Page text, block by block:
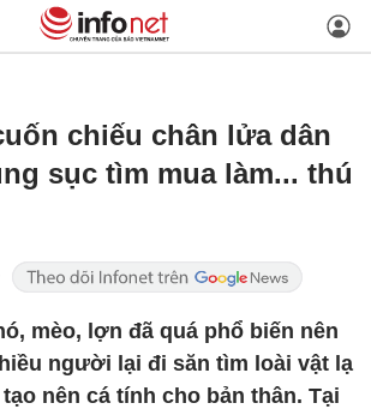
chiếu chân lửa dân
sục tìm mua làm... thú
mèo, lợn đã quá phổ biến nên
người lại đi săn tìm loài vật lạ
nên cá tính cho bản thân. Tại